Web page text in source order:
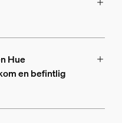
Hue
en befintlig